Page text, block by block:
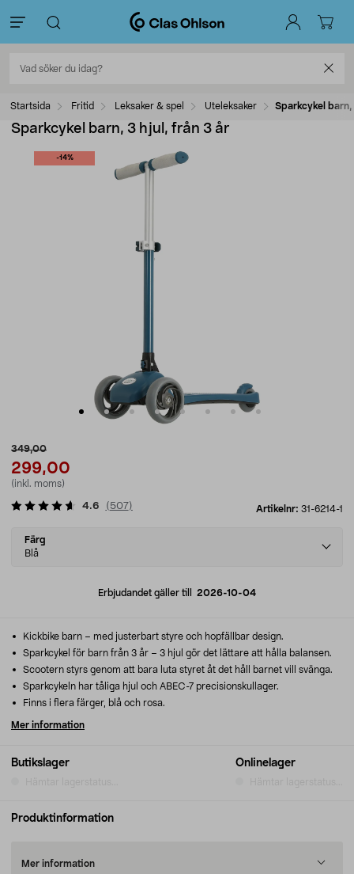
Startsida Fritid Leksaker & spel Uteleksaker Sparkcykel
Sparkcykel barn, 3 hjul, från 3 år
-14%
349,00
299,00
(inkl. moms)
Artikelnr: 31-6214-1
4.6 ( 507)
Select
variant
Färg
Blå
Erbjudandet gäller till 2026-10-04
Butikslager Onlinelager
Kickbike barn – med justerbart styre och hopfällbar design.
Sparkcykel för barn från 3 år – 3 hjul gör det lättare att hålla balansen.
Scootern styrs genom att bara luta styret åt det håll barnet vill svänga.
Sparkcykeln har tåliga hjul och ABEC-7 precisionskullager.
Finns i flera färger, blå och rosa.
Mer information
Produktinformation
Mer information